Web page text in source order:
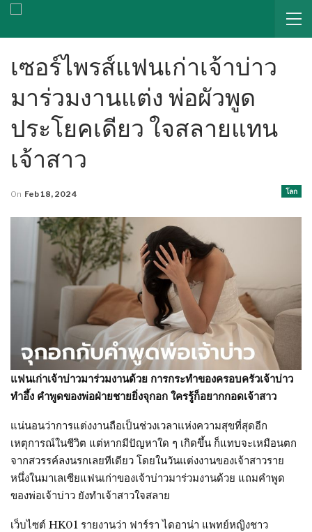
เซอร์ไพรส์แฟนเก่าเจ้าบ่าว
มาร่วมงานแต่ง พ่อผัวพูด
ประโยคเดียว ใจสลายแทน
เจ้าสาว
โลก
On Feb 18, 2024
แฟนเก่าเจ้าบ่าวมาร่วมงานด้วย การกระทำของครอบครัวเจ้าบ่าว
ทำอึ้ง คำพูดของพ่อฝ่ายชายยิ่งจุกอก ใครรู้ก็อยากกอดเจ้าสาว
แน่นอนว่าการแต่งงานถือเป็นช่วงเวลาแห่งความสุขที่สุดอีก
เหตุการณ์ในชีวิต แต่หากมีปัญหาใด ๆ เกิดขึ้น ก็แทบจะเหมือนตก
จากสวรรค์ลงนรกเลยทีเดียว โดยในวันแต่งงานของเจ้าสาวราย
หนึ่งในมาเลเซียแฟนเก่าของเจ้าบ่าวมาร่วมงานด้วย แถมคำพูด
ของพ่อเจ้าบ่าว ยังทำเจ้าสาวใจสลาย
เว็บไซต์ HK01 รายงานว่า ฟาร์รา ไดอาน่า แพทย์หญิงชาว